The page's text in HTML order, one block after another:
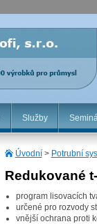
Služby
Úvodní> Potrubní
Redukované
program lisovacích
určené pro rozvody
vnější ochrana proti